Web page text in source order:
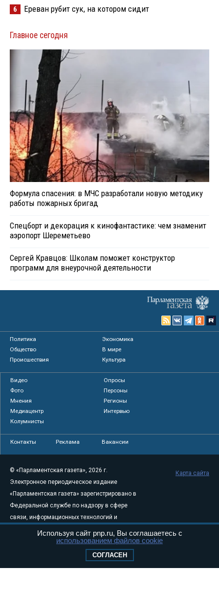
6 Ереван рубит сук, на котором сидит
Главное сегодня
Формула спасения: в МЧС разработали новую методику
работы пожарных бригад
Спецборт и декорация к кинофантастике: чем знаменит
аэропорт Шереметьево
Сергей Кравцов: Школам поможет конструктор
программ для внеурочной деятельности
Политика
Экономика
Общество
В мире
Происшествия
Культура
Видео
Опросы
Фото
Персоны
Мнения
Регионы
Медиацентр
Интервью
Колумнисты
Контакты Реклама Вакансии
© «Парламентская газета», 2026 г.
Электронное периодическое издание
«Парламентская газета» зарегистрировано в
Федеральной службе по надзору в сфере
связи, информационных технологий и
августа 2011 года. 18+
Свидетельство о регистрации Эл № ФС77-
Карта сайта
Используя сайт pnp.ru, Вы соглашаетесь с
использованием файлов cookie
СОГЛАСЕН